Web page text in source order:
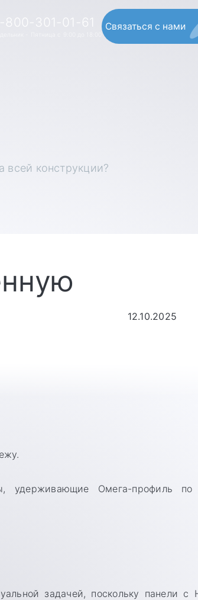
800-301-01-61 Связаться с нами
конструкции?
12.10.2025
удерживающие Омега-профиль по
задачей, поскольку панели с